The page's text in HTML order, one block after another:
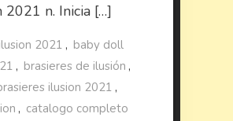
n. Inicia […]
2021 , baby doll
, brasieres de ilusión ,
ilusion 2021 ,
, catalogo completo